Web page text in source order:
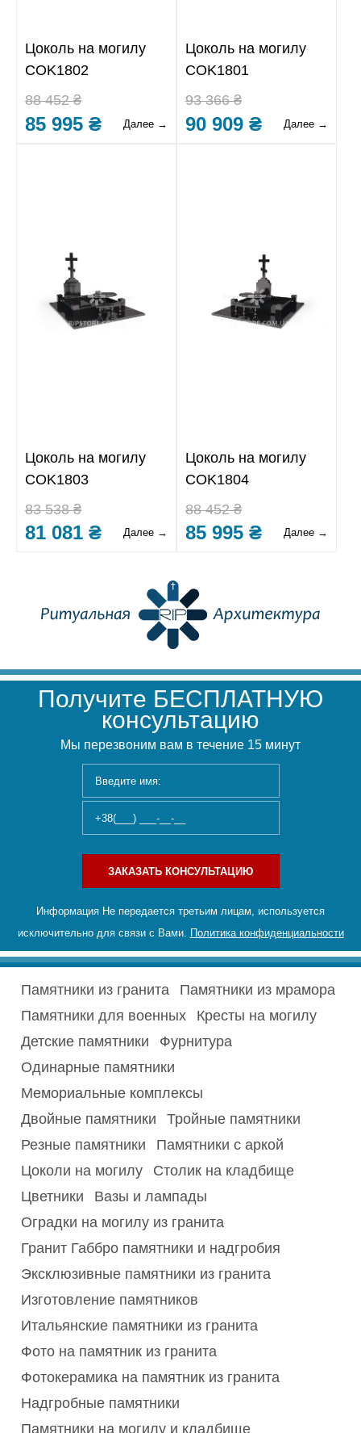
Цоколь на могилу
COK1802
88 452 ₴
85 995 ₴ Далее →
Цоколь на могилу
COK1801
93 366 ₴
90 909 ₴ Далее →
Цоколь на могилу
COK1803
83 538 ₴
81 081 ₴ Далее →
Цоколь на могилу
COK1804
88 452 ₴
85 995 ₴ Далее →
Получите БЕСПЛАТНУЮ
консультацию
Мы перезвоним вам в течение 15 минут
ЗАКАЗАТЬ КОНСУЛЬТАЦИЮ
Информация Не передается третьим лицам, используется
исключительно для связи с Вами. Политика конфиденциальности
Памятники из гранита
Памятники из мрамора
Памятники для военных
Кресты на могилу
Детские памятники
Фурнитура
Одинарные памятники
Мемориальные комплексы
Двойные памятники
Тройные памятники
Резные памятники
Памятники с аркой
Цоколи на могилу
Столик на кладбище
Цветники
Вазы и лампады
Оградки на могилу из гранита
Гранит Габбро памятники и надгробия
Эксклюзивные памятники из гранита
Изготовление памятников
Итальянские памятники из гранита
Фото на памятник из гранита
Фотокерамика на памятник из гранита
Надгробные памятники
Памятники на могилу и кладбище